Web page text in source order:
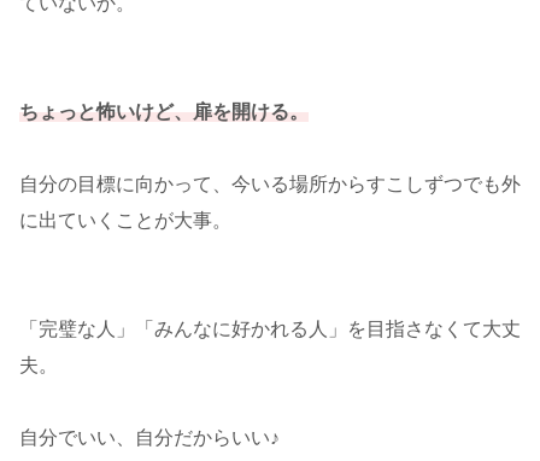
ちょっと怖いけど、扉を開ける。
自分の目標に向かって、今いる場所からすこしずつでも外
に出ていくことが大事。
「完璧な人」「みんなに好かれる人」を目指さなくて大丈
夫。
自分でいい、自分だからいい♪